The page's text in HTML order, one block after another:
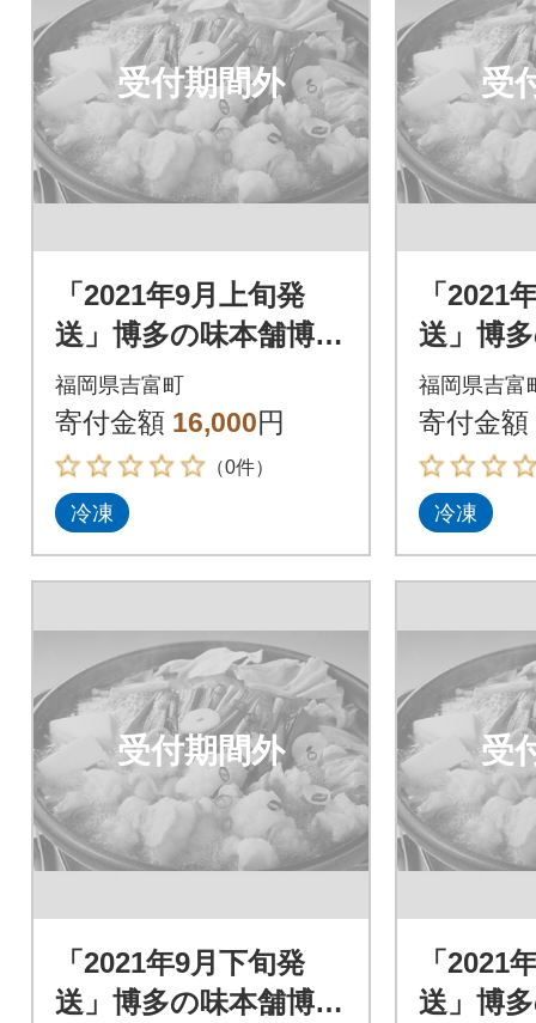
受付期間外
「2021年9月上旬発
送」博多の味本舗博多
もつ鍋黄金のだしぽ
ん酢セットと辛子明
太子500g_吉富町
福岡県吉富町
寄付金額 16,000円
（0件）
冷凍
受
「2021
送」博
もつ鍋
ん酢セ
太子
福岡県吉富
寄付金額
冷凍
受付期間外
「2021年9月下旬発
送」博多の味本舗博多
受
「2021
送」博